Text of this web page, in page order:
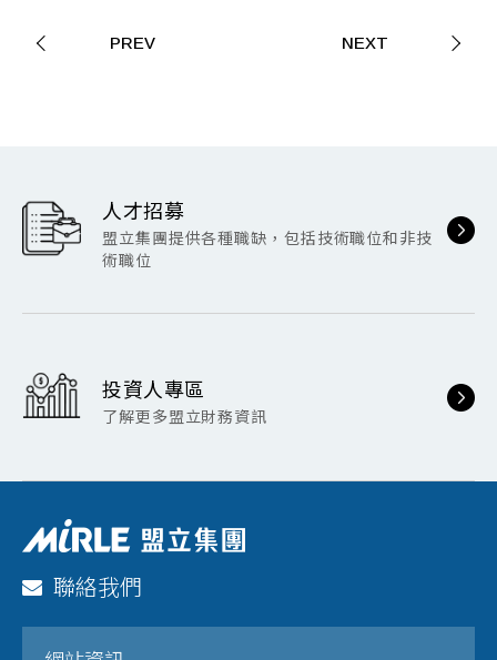
PREV NEXT
人才招募
盟立集團提供各種職缺，包括技術職位和非技
術職位
投資人專區
了解更多盟立財務資訊
聯絡我們